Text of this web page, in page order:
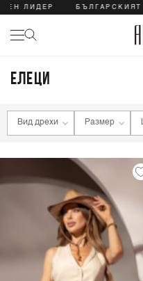
ЛИДЕР БЪЛГАРСКИЯТ
ЕЛЕЦИ
Вид дрехи Размер